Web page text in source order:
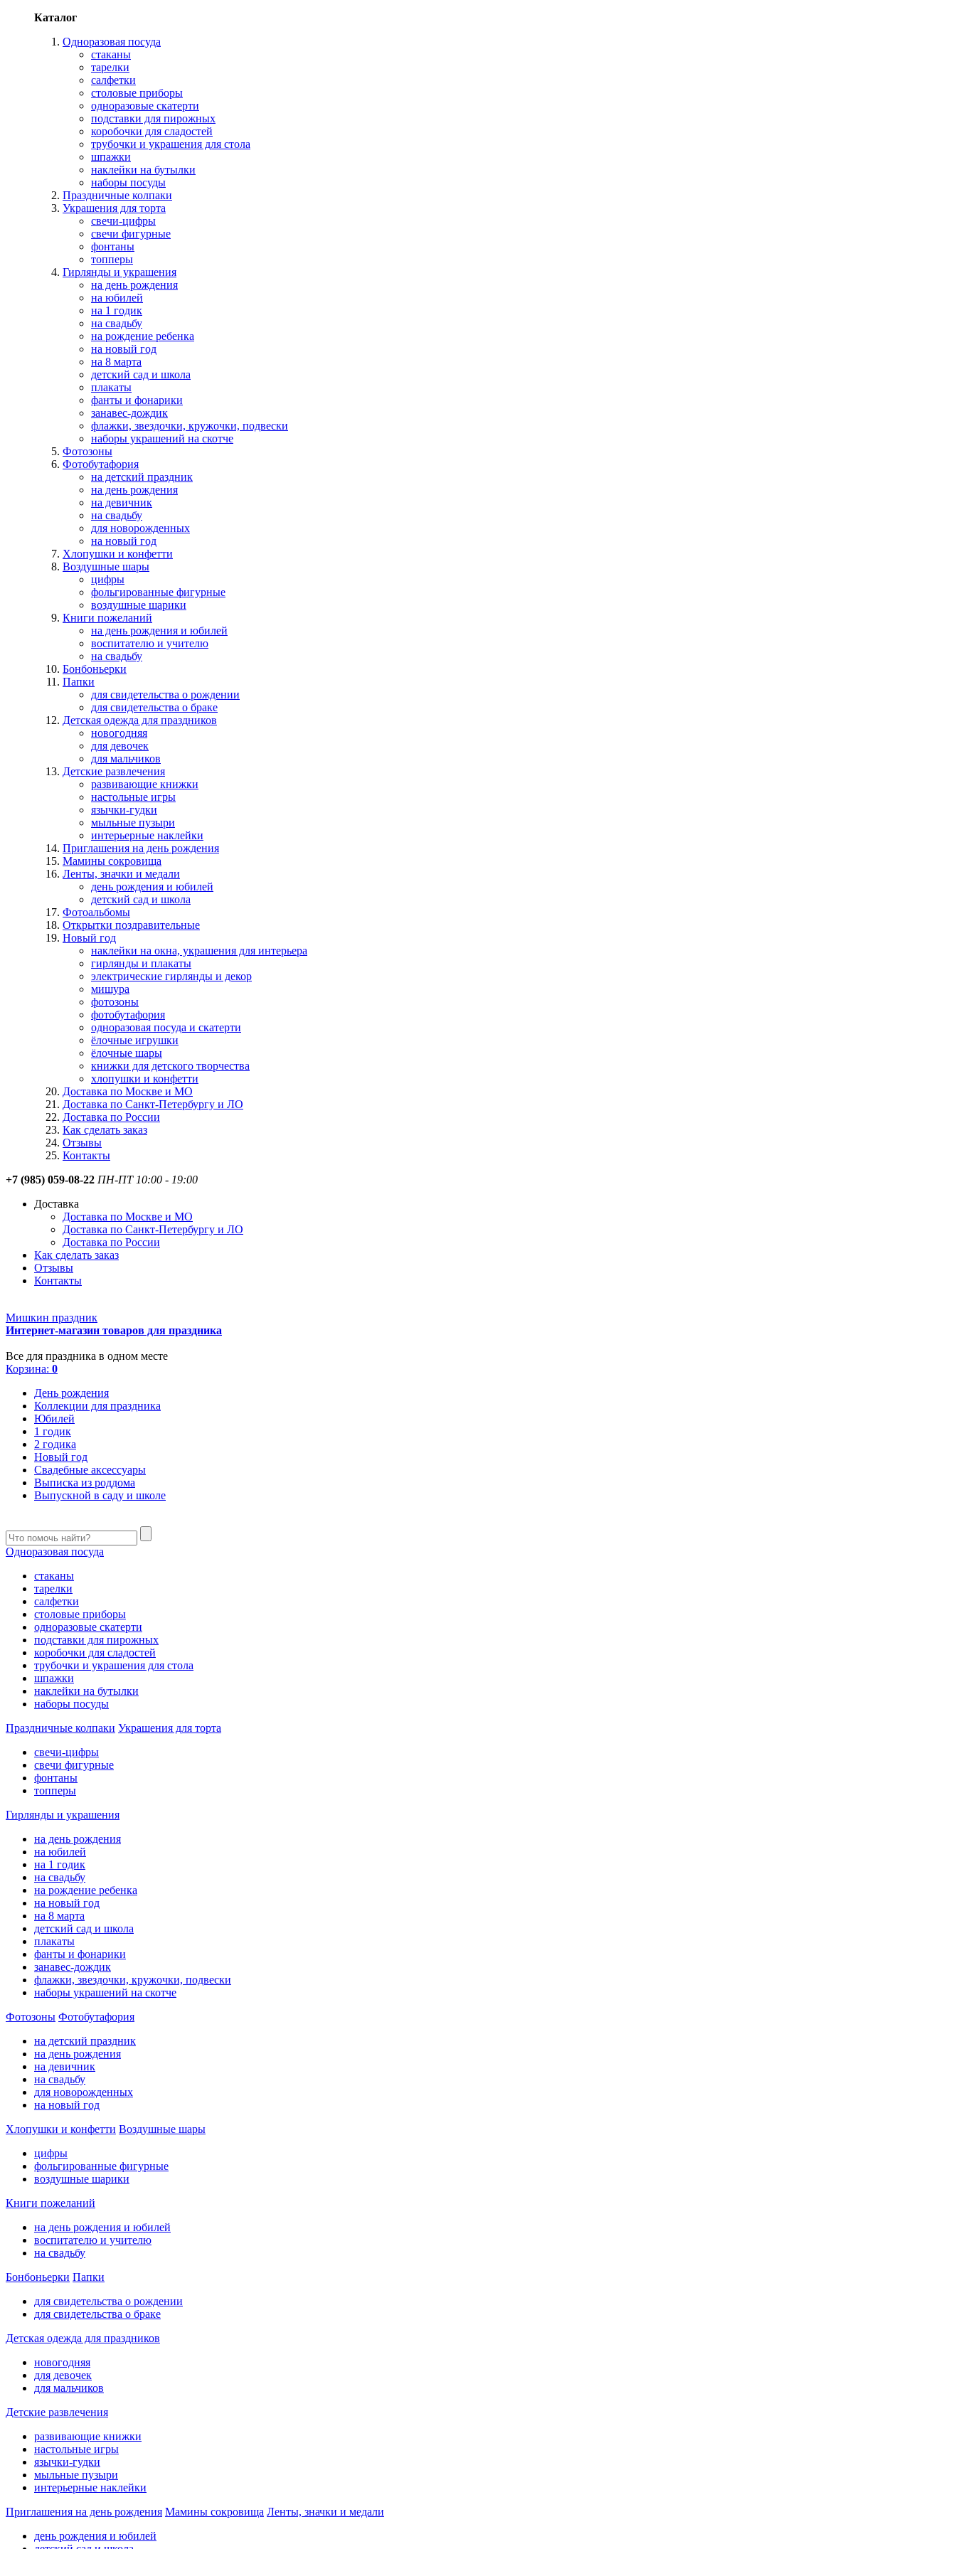
Каталог
Одноразовая посуда
стаканы
тарелки
салфетки
столовые приборы
одноразовые скатерти
подставки для пирожных
коробочки для сладостей
трубочки и украшения для стола
шпажки
наклейки на бутылки
наборы посуды
Праздничные колпаки
Украшения для торта
свечи-цифры
свечи фигурные
фонтаны
топперы
Гирлянды и украшения
на день рождения
на юбилей
на 1 годик
на свадьбу
на рождение ребенка
на новый год
на 8 марта
детский сад и школа
плакаты
фанты и фонарики
занавес-дождик
флажки, звездочки, кружочки, подвески
наборы украшений на скотче
Фотозоны
Фотобутафория
на детский праздник
на день рождения
на девичник
на свадьбу
для новорожденных
на новый год
Хлопушки и конфетти
Воздушные шары
цифры
фольгированные фигурные
воздушные шарики
Книги пожеланий
на день рождения и юбилей
воспитателю и учителю
на свадьбу
Бонбоньерки
Папки
для свидетельства о рождении
для свидетельства о браке
Детская одежда для праздников
новогодняя
для девочек
для мальчиков
Детские развлечения
развивающие книжки
настольные игры
язычки-гудки
мыльные пузыри
интерьерные наклейки
Приглашения на день рождения
Мамины сокровища
Ленты, значки и медали
день рождения и юбилей
детский сад и школа
Фотоальбомы
Открытки поздравительные
Новый год
наклейки на окна, украшения для интерьера
гирлянды и плакаты
электрические гирлянды и декор
мишура
фотозоны
фотобутафория
одноразовая посуда и скатерти
ёлочные игрушки
ёлочные шары
книжки для детского творчества
хлопушки и конфетти
Доставка по Москве и МО
Доставка по Санкт-Петербургу и ЛО
Доставка по России
Как сделать заказ
Отзывы
Контакты
+7 (985) 059-08-22 ПН-ПТ 10:00 - 19:00
Доставка
Доставка по Москве и МО
Доставка по Санкт-Петербургу и ЛО
Доставка по России
Как сделать заказ
Отзывы
Контакты
Мишкин праздник
Интернет-магазин товаров для праздника
Все для праздника в одном месте
Корзина: 0
День рождения
Коллекции для праздника
Юбилей
1 годик
2 годика
Новый год
Свадебные аксессуары
Выписка из роддома
Выпускной в саду и школе
Одноразовая посуда
стаканы
тарелки
салфетки
столовые приборы
одноразовые скатерти
подставки для пирожных
коробочки для сладостей
трубочки и украшения для стола
шпажки
наклейки на бутылки
наборы посуды
Праздничные колпаки Украшения для торта
свечи-цифры
свечи фигурные
фонтаны
топперы
Гирлянды и украшения
на день рождения
на юбилей
на 1 годик
на свадьбу
на рождение ребенка
на новый год
на 8 марта
детский сад и школа
плакаты
фанты и фонарики
занавес-дождик
флажки, звездочки, кружочки, подвески
наборы украшений на скотче
Фотозоны Фотобутафория
на детский праздник
на день рождения
на девичник
на свадьбу
для новорожденных
на новый год
Хлопушки и конфетти Воздушные шары
цифры
фольгированные фигурные
воздушные шарики
Книги пожеланий
на день рождения и юбилей
воспитателю и учителю
на свадьбу
Бонбоньерки Папки
для свидетельства о рождении
для свидетельства о браке
Детская одежда для праздников
новогодняя
для девочек
для мальчиков
Детские развлечения
развивающие книжки
настольные игры
язычки-гудки
мыльные пузыри
интерьерные наклейки
Приглашения на день рождения Мамины сокровища Ленты, значки и медали
день рождения и юбилей